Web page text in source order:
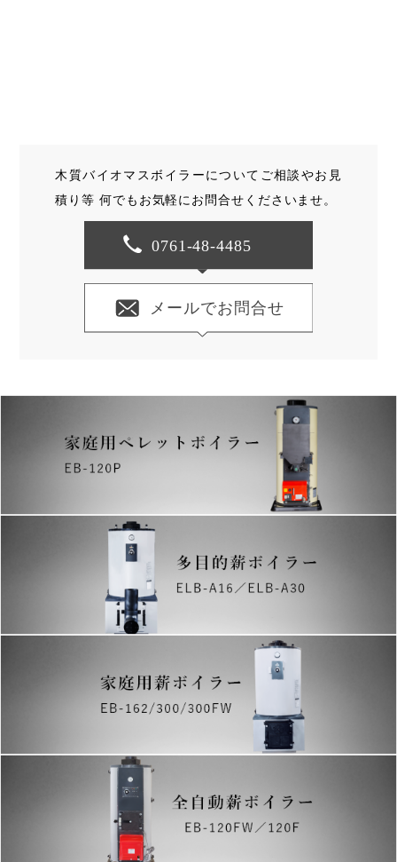
木質バイオマスボイラーについてご相談やお見
積り等 何でもお気軽にお問合せくださいませ。